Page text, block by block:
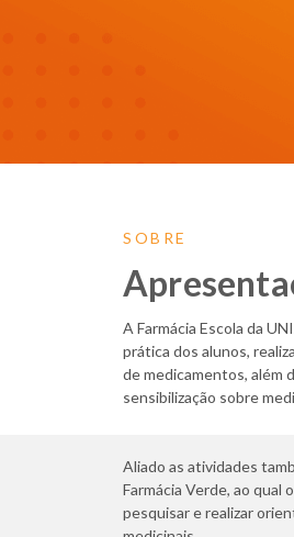
SOBRE
A Farmácia Escola da
prática dos alunos,
de medicamentos, além
sensibilização sobre
Aliado as atividades
Farmácia Verde, ao qual
pesquisar e realizar